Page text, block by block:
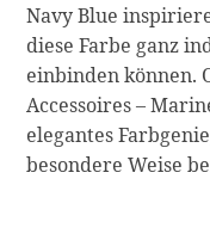
Navy Blue
diese Farbe ganz
einbinden können.
Accessoires –
elegantes
besondere Weise